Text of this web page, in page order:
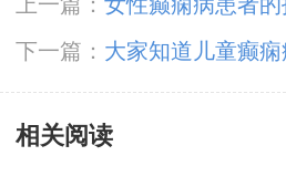
下一篇： 大家知道儿童癫
吗
相关阅读